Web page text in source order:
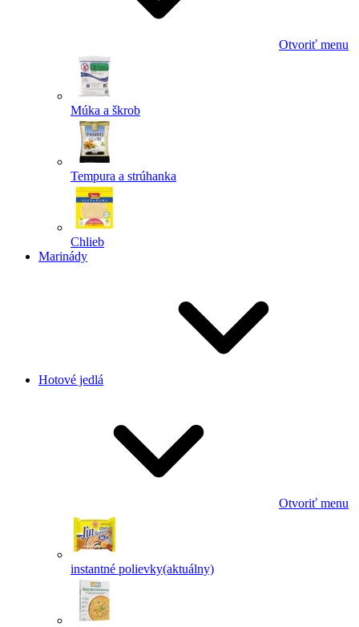
Otvoriť menu
Múka a škrob
Tempura a strúhanka
Chlieb
Marinády
Hotové jedlá
Otvoriť menu
instantné polievky(aktuálny)
Powered by chaterimo